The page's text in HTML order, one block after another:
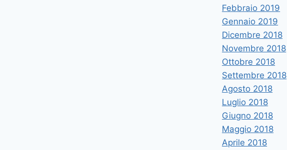
Febbraio 2019
Gennaio 2019
Dicembre 2018
Novembre 2018
Ottobre 2018
Settembre 2018
Agosto 2018
Luglio 2018
Giugno 2018
Maggio 2018
Aprile 2018